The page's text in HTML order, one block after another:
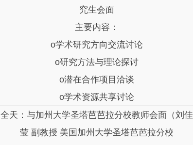
究生会面
主要内容：
o学术研究方向交流讨论
o研究方法与理论探讨
o潜在合作项目洽谈
o学术资源共享讨论
全天：与加州大学圣塔芭芭拉分校教师会面（刘佳
莹 副教授 美国加州大学圣塔芭芭拉分校